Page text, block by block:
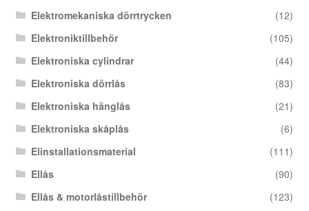
Elektromekaniska dörrtrycken
(12)
Elektroniktillbehör
(105)
Elektroniska cylindrar
(44)
Elektroniska dörrlås
(83)
Elektroniska hänglås
(21)
Elektroniska skåplås
(6)
Elinstallationsmaterial
(111)
Ellås
(90)
Ellås & motorlåstillbehör
(123)